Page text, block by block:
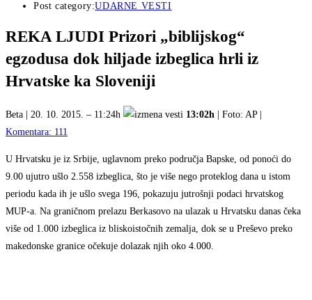
Post category:UDARNE VESTI
REKA LJUDI Prizori „biblijskog“
egzodusa dok hiljade izbeglica hrli iz
Hrvatske ka Sloveniji
Beta | 20. 10. 2015. – 11:24h 13:02h | Foto: AP |
Komentara: 111
U Hrvatsku je iz Srbije, uglavnom preko područja Bapske, od ponoći do
9.00 ujutro ušlo 2.558 izbeglica, što je više nego proteklog dana u istom
periodu kada ih je ušlo svega 196, pokazuju jutrošnji podaci hrvatskog
MUP-a. Na graničnom prelazu Berkasovo na ulazak u Hrvatsku danas čeka
više od 1.000 izbeglica iz bliskoistočnih zemalja, dok se u Preševo preko
makedonske granice očekuje dolazak njih oko 4.000.